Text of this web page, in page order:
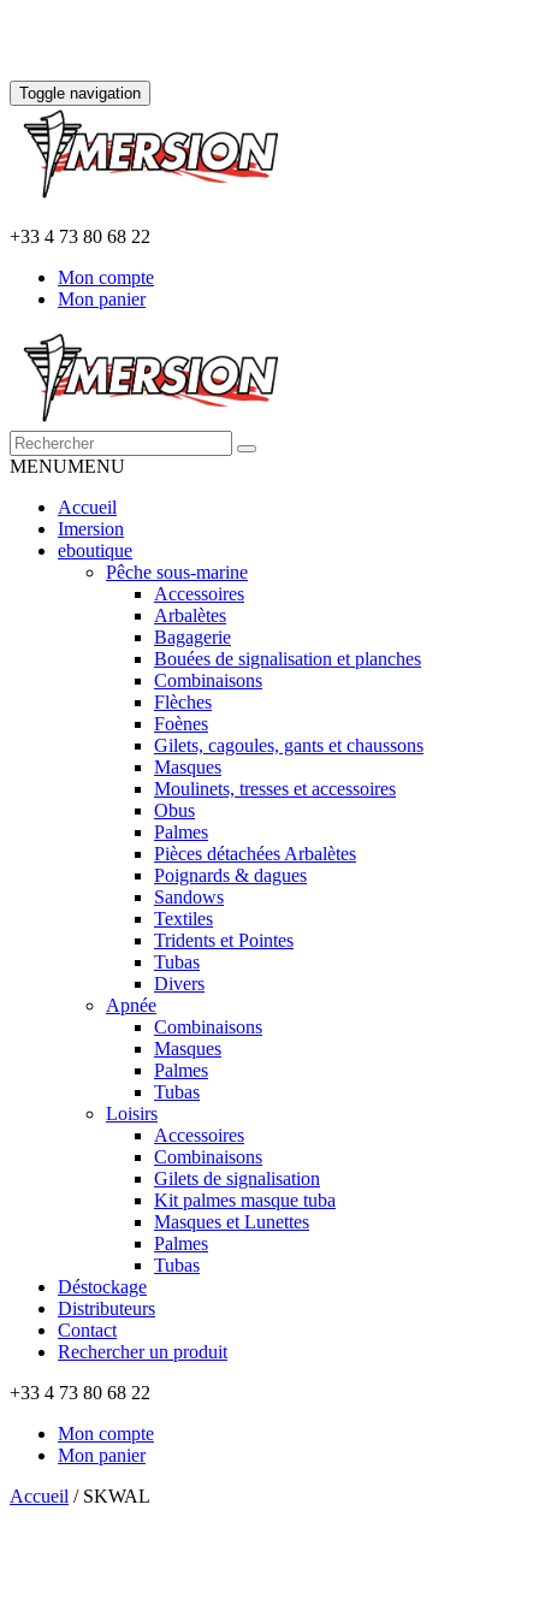
Toggle navigation
+33 4 73 80 68 22
Mon compte
Mon panier
MENUMENU
Accueil
Imersion
eboutique
Pêche sous-marine
Accessoires
Arbalètes
Bagagerie
Bouées de signalisation et planches
Combinaisons
Flèches
Foènes
Gilets, cagoules, gants et chaussons
Masques
Moulinets, tresses et accessoires
Obus
Palmes
Pièces détachées Arbalètes
Poignards & dagues
Sandows
Textiles
Tridents et Pointes
Tubas
Divers
Apnée
Combinaisons
Masques
Palmes
Tubas
Loisirs
Accessoires
Combinaisons
Gilets de signalisation
Kit palmes masque tuba
Masques et Lunettes
Palmes
Tubas
Déstockage
Distributeurs
Contact
Rechercher un produit
+33 4 73 80 68 22
Mon compte
Mon panier
Accueil / SKWAL